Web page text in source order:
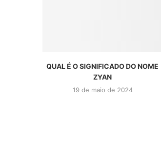
QUAL É O SIGNIFICADO DO NOME
ZYAN
19 de maio de 2024